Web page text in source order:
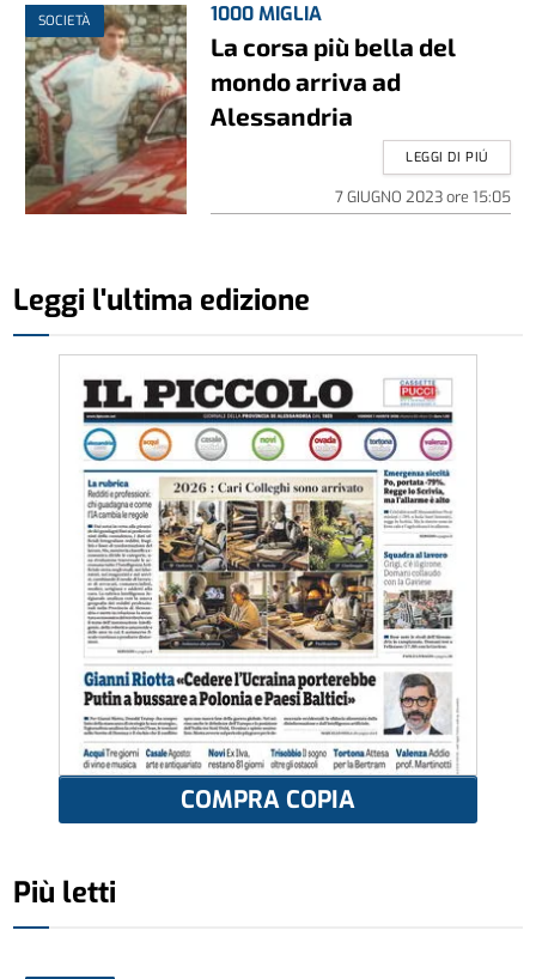
SOCIETÀ 1000 MIGLIA
La corsa più bella del
mondo arriva ad
Alessandria
7 GIUGNO 2023ore 15:05
LEGGI DI PIÚ
Leggi l'ultima edizione
COMPRA COPIA
Più letti